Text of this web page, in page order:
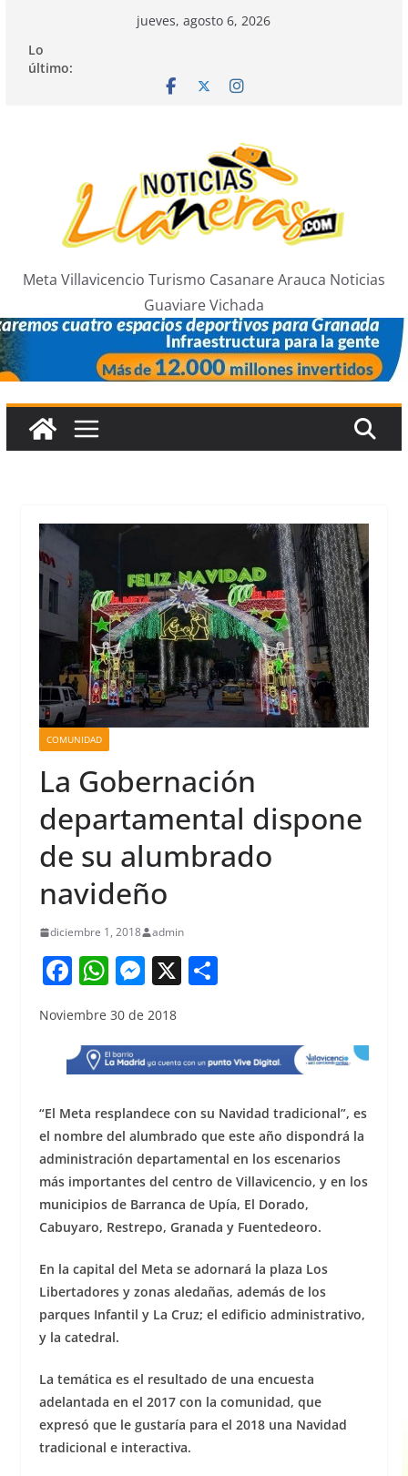
contenido
jueves, agosto 6, 2026
Lo
último:
Meta Villavicencio Turismo Casanare Arauca Noticias
Guaviare Vichada
COMUNIDAD
La Gobernación
departamental dispone
de su alumbrado
navideño
diciembre 1, 2018 admin
F
a
c
e
b
o
o
k
W
at
s
A
p
p
M
ss
e
n
g
er
X S
e
Noviembre 30 de 2018
“El Meta resplandece con su Navidad tradicional”, es
el nombre del alumbrado que este año dispondrá la
administración departamental en los escenarios
más importantes del centro de Villavicencio, y en los
municipios de Barranca de Upía, El Dorado,
Cabuyaro, Restrepo, Granada y Fuentedeoro.
En la capital del Meta se adornará la plaza Los
Libertadores y zonas aledañas, además de los
parques Infantil y La Cruz; el edificio administrativo,
y la catedral.
La temática es el resultado de una encuesta
adelantada en el 2017 con la comunidad, que
expresó que le gustaría para el 2018 una Navidad
tradicional e interactiva.